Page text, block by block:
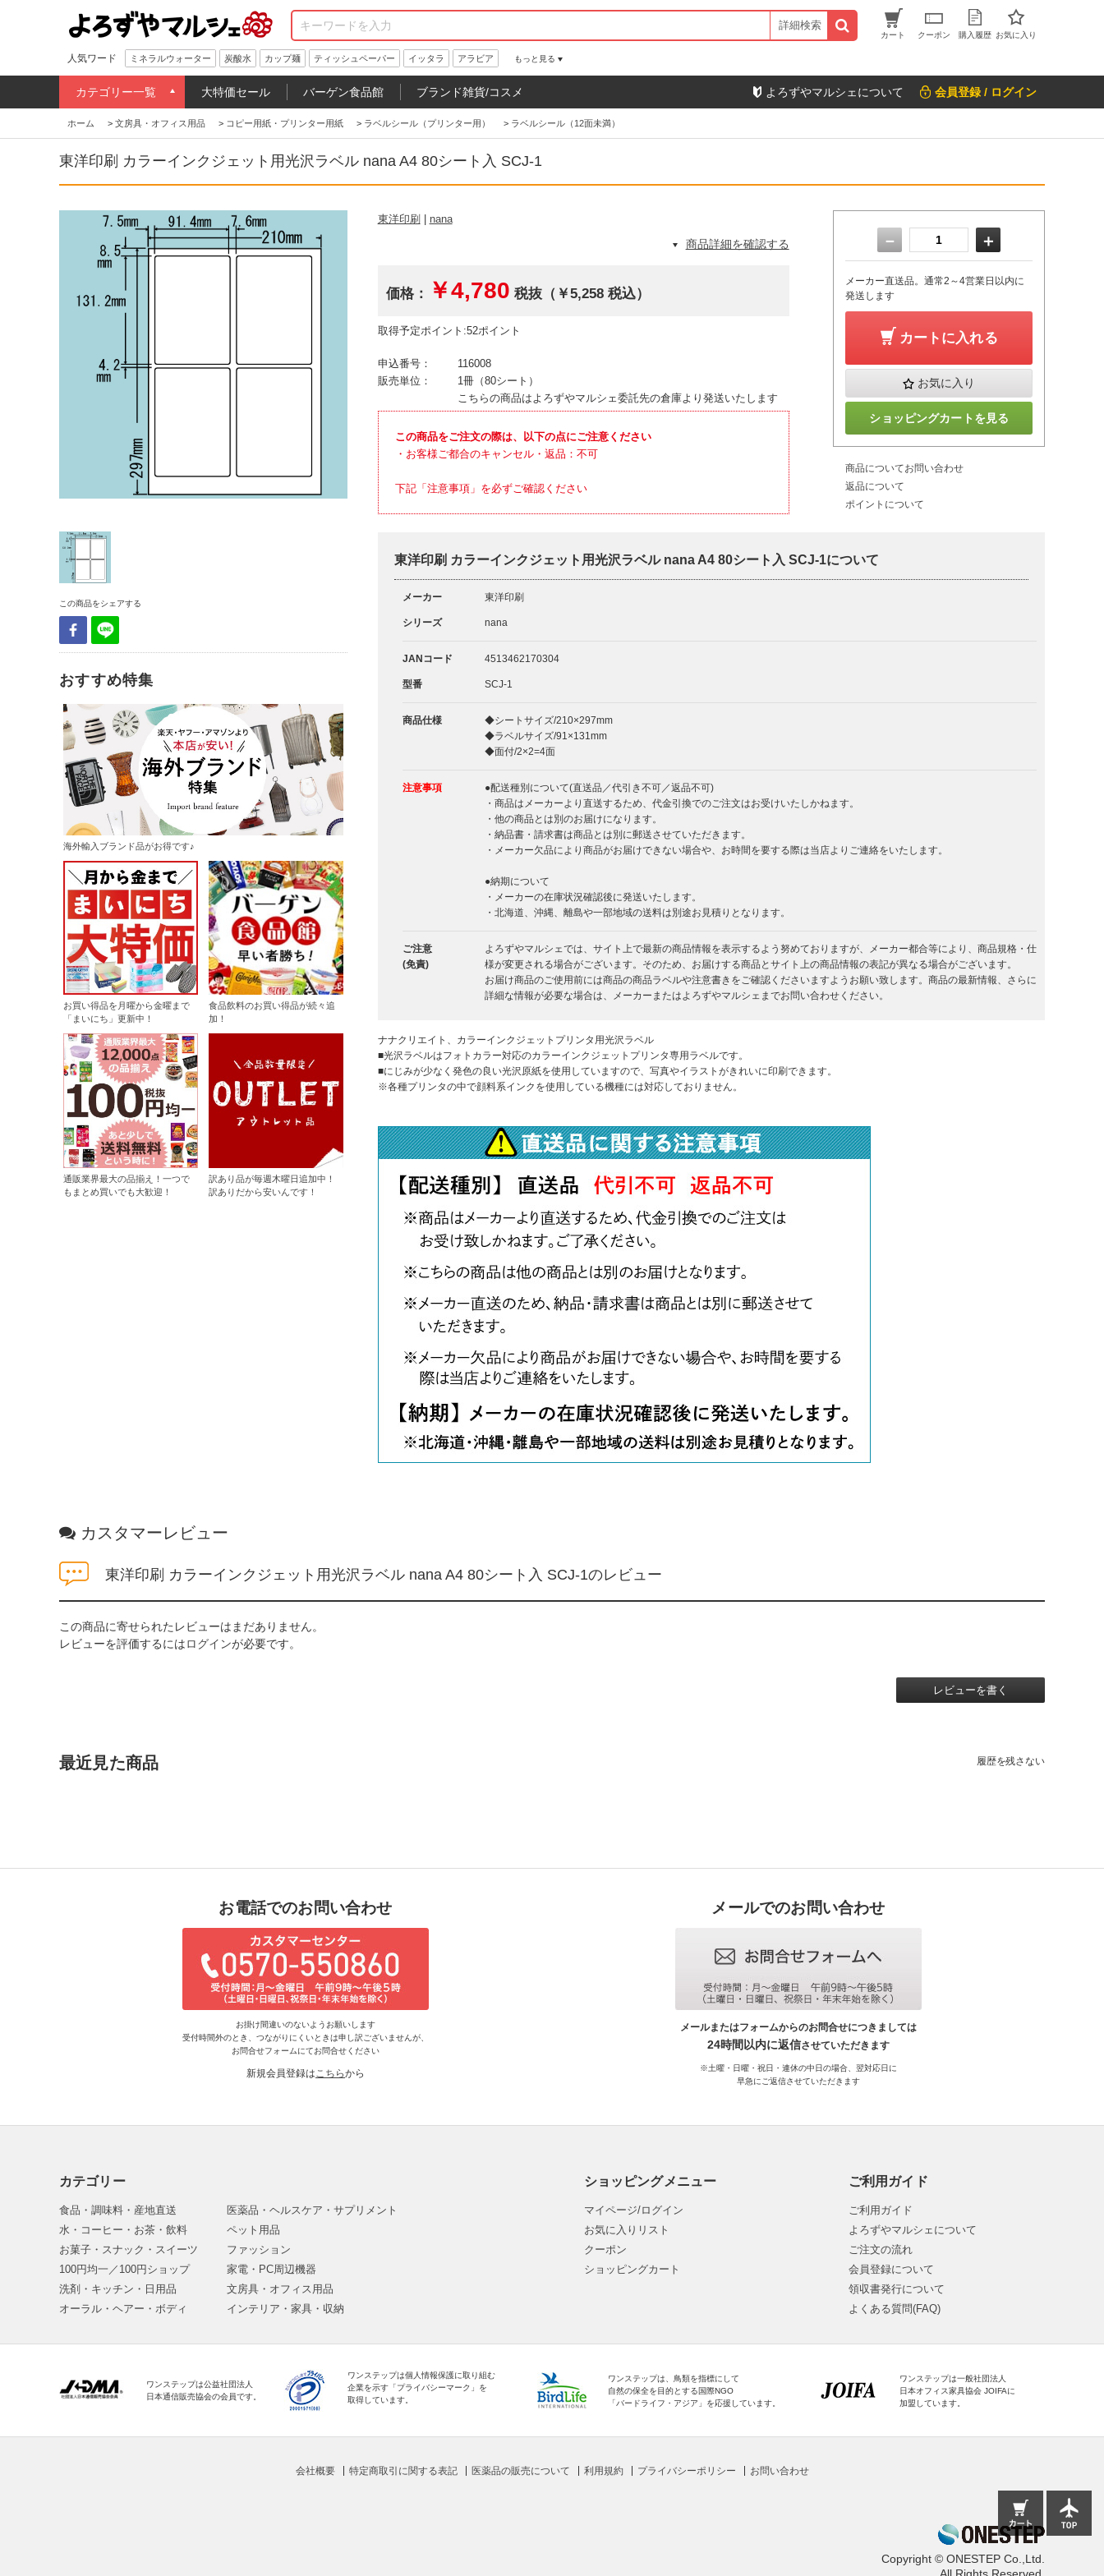
詳細検索
カート クーポン 購入履歴 お気に入り
人気ワード ミネラルウォーター 炭酸水 カップ麺 ティッシュペーパー イッタラ アラビア もっと見る
カテゴリー一覧 大特価セール バーゲン食品館 ブランド雑貨/コスメ よろずやマルシェについて 会員登録 / ログイン
ホーム > 文房具・オフィス用品 > コピー用紙・プリンター用紙 > ラベルシール（プリンター用） > ラベルシール（12面未満）
東洋印刷 カラーインクジェット用光沢ラベル nana A4 80シート入 SCJ-1
この商品をシェアする
おすすめ特集
海外輸入ブランド品がお得です♪
お買い得品を月曜から金曜まで
「まいにち」更新中！
食品飲料のお買い得品が続々追
加！
通販業界最大の品揃え！一つで
もまとめ買いでも大歓迎！
訳あり品が毎週木曜日追加中！
訳ありだから安いんです！
東洋印刷 nana
商品詳細を確認する
価格： ￥4,780 税抜（￥5,258 税込）
取得予定ポイント:52ポイント
申込番号：
116008
販売単位：
1冊（80シート）
こちらの商品はよろずやマルシェ委託先の倉庫より発送いたします
この商品をご注文の際は、以下の点にご注意ください
・お客様ご都合のキャンセル・返品：不可
下記「注意事項」を必ずご確認ください
－ ＋
メーカー直送品。通常2～4営業日以内に
発送します
カートに入れる
お気に入り
ショッピングカートを見る
商品についてお問い合わせ
返品について
ポイントについて
東洋印刷 カラーインクジェット用光沢ラベル nana A4 80シート入 SCJ-1について
メーカー 東洋印刷
シリーズ nana
JANコード 4513462170304
型番 SCJ-1
商品仕様
◆シートサイズ/210×297mm
◆ラベルサイズ/91×131mm
◆面付/2×2=4面
注意事項
●配送種別について(直送品／代引き不可／返品不可)
・商品はメーカーより直送するため、代金引換でのご注文はお受けいたしかねます。
・他の商品とは別のお届けになります。
・納品書・請求書は商品とは別に郵送させていただきます。
・メーカー欠品により商品がお届けできない場合や、お時間を要する際は当店よりご連絡をいたします。
●納期について
・メーカーの在庫状況確認後に発送いたします。
・北海道、沖縄、離島や一部地域の送料は別途お見積りとなります。
ご注意
(免責)
よろずやマルシェでは、サイト上で最新の商品情報を表示するよう努めておりますが、メーカー都合等により、商品規格・仕
様が変更される場合がございます。そのため、お届けする商品とサイト上の商品情報の表記が異なる場合がございます。
お届け商品のご使用前には商品の商品ラベルや注意書きをご確認くださいますようお願い致します。商品の最新情報、さらに
詳細な情報が必要な場合は、メーカーまたはよろずやマルシェまでお問い合わせください。
ナナクリエイト、カラーインクジェットプリンタ用光沢ラベル
■光沢ラベルはフォトカラー対応のカラーインクジェットプリンタ専用ラベルです。
■にじみが少なく発色の良い光沢原紙を使用していますので、写真やイラストがきれいに印刷できます。
※各種プリンタの中で顔料系インクを使用している機種には対応しておりません。
カスタマーレビュー
東洋印刷 カラーインクジェット用光沢ラベル nana A4 80シート入 SCJ-1のレビュー
この商品に寄せられたレビューはまだありません。
レビューを評価するにはログインが必要です。
レビューを書く
最近見た商品 履歴を残さない
お電話でのお問い合わせ
お掛け間違いのないようお願いします
受付時間外のとき、つながりにくいときは申し訳ございませんが、
お問合せフォームにてお問合せください
新規会員登録はこちらから
メールでのお問い合わせ
メールまたはフォームからのお問合せにつきましては
24時間以内に返信させていただきます
※土曜・日曜・祝日・連休の中日の場合、翌対応日に
早急にご返信させていただきます
カテゴリー
食品・調味料・産地直送
水・コーヒー・お茶・飲料
お菓子・スナック・スイーツ
100円均一／100円ショップ
洗剤・キッチン・日用品
オーラル・ヘアー・ボディ
医薬品・ヘルスケア・サプリメント
ペット用品
ファッション
家電・PC周辺機器
文房具・オフィス用品
インテリア・家具・収納
ショッピングメニュー
マイページ/ログイン
お気に入りリスト
クーポン
ショッピングカート
ご利用ガイド
ご利用ガイド
よろずやマルシェについて
ご注文の流れ
会員登録について
領収書発行について
よくある質問(FAQ)
ワンステップは公益社団法人
日本通信販売協会の会員です。
ワンステップは個人情報保護に取り組む
企業を示す「プライバシーマーク」を
取得しています。
ワンステップは、鳥類を指標にして
自然の保全を目的とする国際NGO
「バードライフ・アジア」を応援しています。
ワンステップは一般社団法人
日本オフィス家具協会 JOIFAに
加盟しています。
会社概要 特定商取引に関する表記 医薬品の販売について 利用規約 プライバシーポリシー お問い合わせ
Copyright © ONESTEP Co.,Ltd.